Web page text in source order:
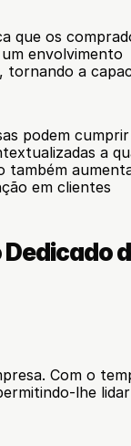
que os
envolvimento
a
podem
a
também
em clientes
Com o
lhe